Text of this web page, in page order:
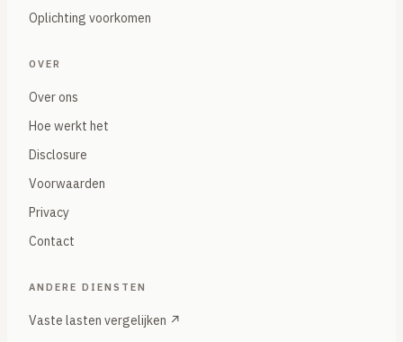
Oplichting voorkomen
OVER
Over ons
Hoe werkt het
Disclosure
Voorwaarden
Privacy
Contact
ANDERE DIENSTEN
Vaste lasten vergelijken ↗